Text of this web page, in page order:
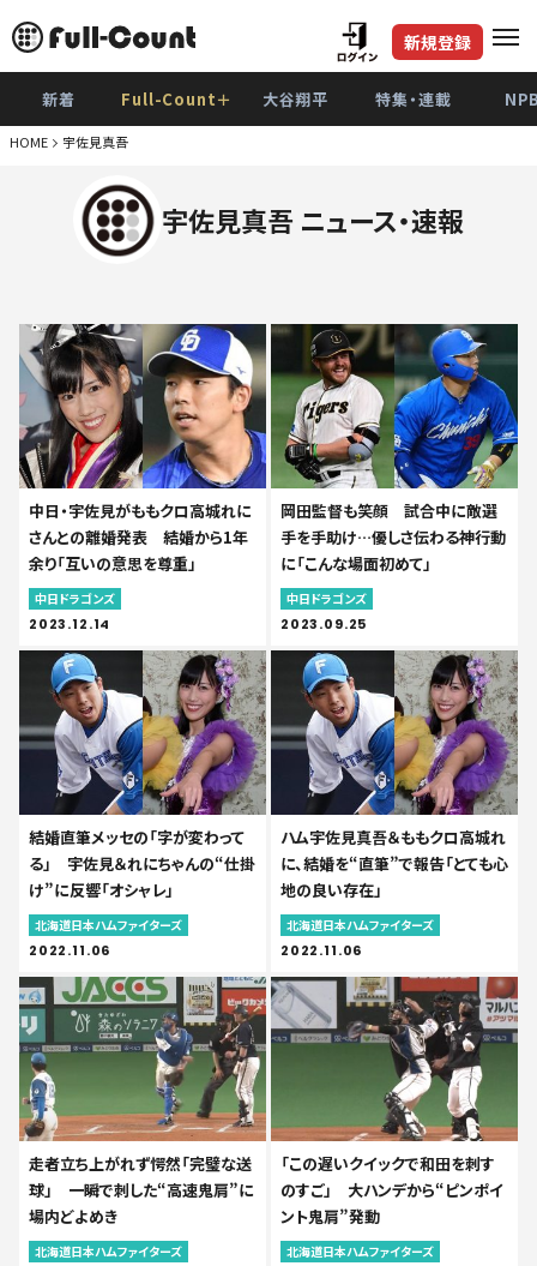
新規登録
新着 Full-Count＋ 大谷翔平 特集・連載
HOME 宇佐見真吾
宇佐見真吾 ニュース・速報
中日・宇佐見がももクロ高城れに
さんとの離婚発表 結婚から1年
余り「互いの意思を尊重」
中日ドラゴンズ
2023.12.14
岡田監督も笑顔 試合中に敵選
手を手助け…優しさ伝わる神行動
に「こんな場面初めて」
中日ドラゴンズ
2023.09.25
結婚直筆メッセの「字が変わって
る」 宇佐見＆れにちゃんの“仕掛
け”に反響「オシャレ」
北海道日本ハムファイターズ
2022.11.06
ハム宇佐見真吾＆ももクロ高城れ
に、結婚を“直筆”で報告「とても心
地の良い存在」
北海道日本ハムファイターズ
2022.11.06
走者立ち上がれず愕然「完璧な送
球」 一瞬で刺した“高速鬼肩”に
場内どよめき
北海道日本ハムファイターズ
「この遅いクイックで和田を刺す
のすご」 大ハンデから“ピンポイ
ント鬼肩”発動
北海道日本ハムファイターズ